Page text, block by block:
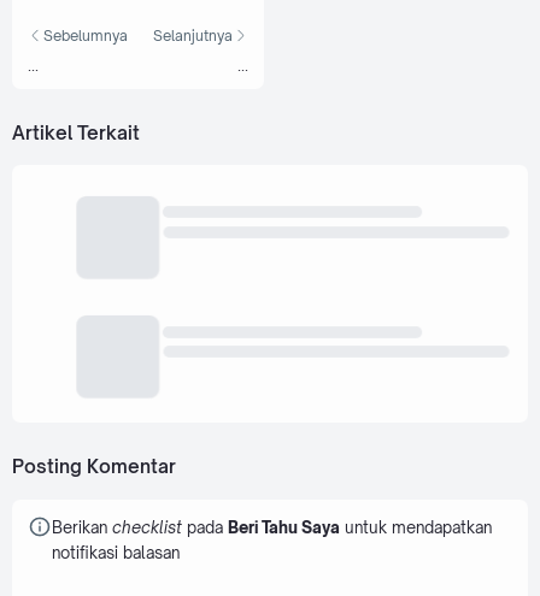
Sebelumnya Selanjutnya
Artikel Terkait
Posting Komentar
Berikan checklistpada Beri Tahu Saya untuk mendapatkan
notifikasi balasan